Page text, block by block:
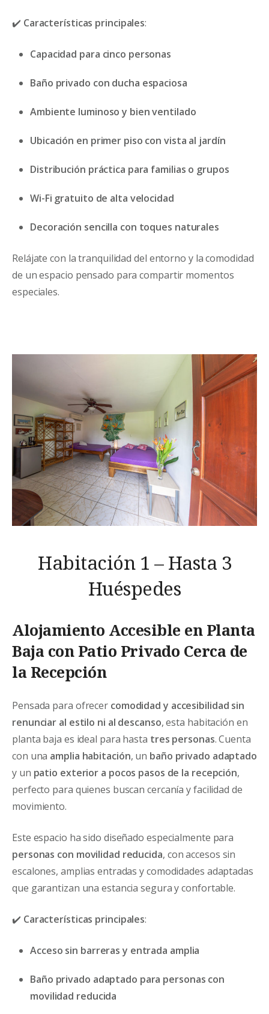
✔️ Características principales:
Capacidad para cinco personas
Baño privado con ducha espaciosa
Ambiente luminoso y bien ventilado
Ubicación en primer piso con vista al jardín
Distribución práctica para familias o grupos
Wi-Fi gratuito de alta velocidad
Decoración sencilla con toques naturales
Relájate con la tranquilidad del entorno y la comodidad
de un espacio pensado para compartir momentos
especiales.
Habitación 1 – Hasta 3
Huéspedes
Alojamiento Accesible en Planta
Baja con Patio Privado Cerca de
la Recepción
Pensada para ofrecer comodidad y accesibilidad sin
renunciar al estilo ni al descanso, esta habitación en
planta baja es ideal para hasta tres personas. Cuenta
con una amplia habitación, un baño privado adaptado
y un patio exterior a pocos pasos de la recepción,
perfecto para quienes buscan cercanía y facilidad de
movimiento.
Este espacio ha sido diseñado especialmente para
personas con movilidad reducida, con accesos sin
escalones, amplias entradas y comodidades adaptadas
que garantizan una estancia segura y confortable.
✔️ Características principales:
Acceso sin barreras y entrada amplia
Baño privado adaptado para personas con
movilidad reducida